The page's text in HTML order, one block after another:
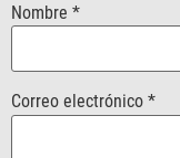
Nombre *
Correo electrónico *